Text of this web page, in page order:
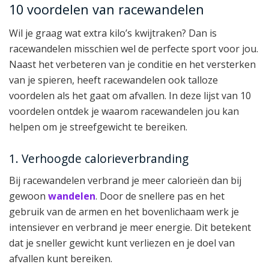
10 voordelen van racewandelen
Wil je graag wat extra kilo’s kwijtraken? Dan is
racewandelen misschien wel de perfecte sport voor jou.
Naast het verbeteren van je conditie en het versterken
van je spieren, heeft racewandelen ook talloze
voordelen als het gaat om afvallen. In deze lijst van 10
voordelen ontdek je waarom racewandelen jou kan
helpen om je streefgewicht te bereiken.
1. Verhoogde calorieverbranding
Bij racewandelen verbrand je meer calorieën dan bij
gewoon wandelen. Door de snellere pas en het
gebruik van de armen en het bovenlichaam werk je
intensiever en verbrand je meer energie. Dit betekent
dat je sneller gewicht kunt verliezen en je doel van
afvallen kunt bereiken.